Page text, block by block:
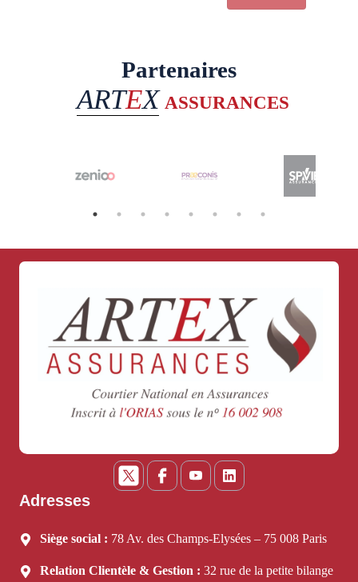
Partenaires
ARTEX ASSURANCES
Adresses
Siège social : 78 Av. des Champs-Elysées – 75 008 Paris
Relation Clientèle & Gestion : 32 rue de la petite bilange